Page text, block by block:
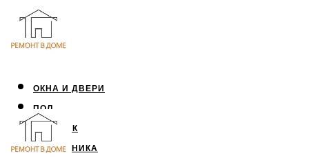
ОКНА И ДВЕРИ
ПОЛ
ПОТОЛОК
САНТЕХНИКА